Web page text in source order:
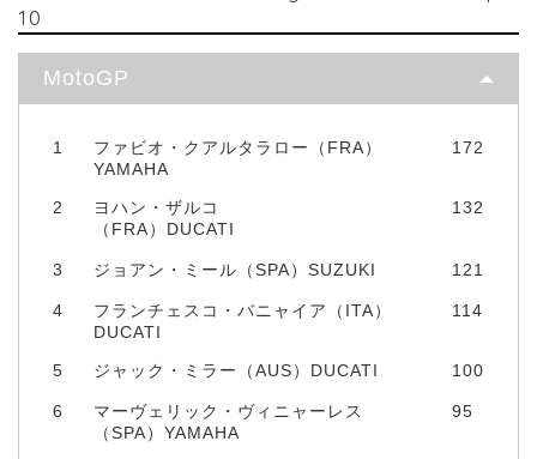
10
MotoGP
1
ファビオ・クアルタラロー（FRA）
YAMAHA
172
2
ヨハン・ザルコ
（FRA）DUCATI
132
3 ジョアン・ミール（SPA）SUZUKI 121
4
フランチェスコ・バニャイア（ITA）
DUCATI
114
5 ジャック・ミラー（AUS）DUCATI 100
6
マーヴェリック・ヴィニャーレス
（SPA）YAMAHA
95